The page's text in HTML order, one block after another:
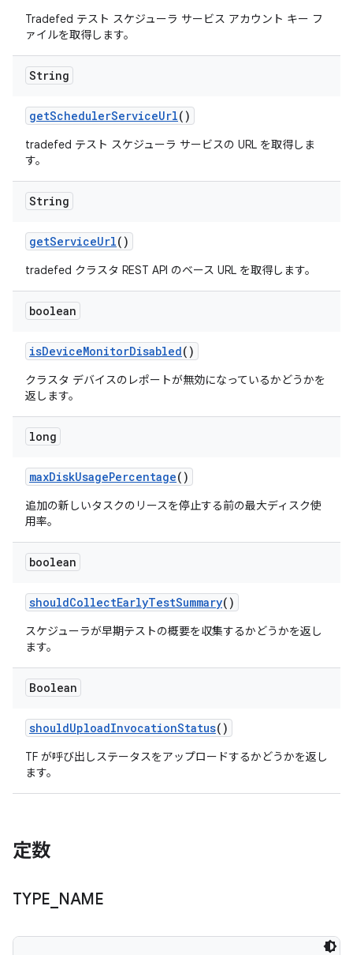
Tradefed テスト スケジューラ サービス アカウント キー フ
ァイルを取得します。
String
getSchedulerServiceUrl()
tradefed テスト スケジューラ サービスの URL を取得しま
す。
String
getServiceUrl()
tradefed クラスタ REST API のベース URL を取得します。
boolean
isDeviceMonitorDisabled()
クラスタ デバイスのレポートが無効になっているかどうかを
返します。
long
maxDiskUsagePercentage()
追加の新しいタスクのリースを停止する前の最大ディスク使
用率。
boolean
shouldCollectEarlyTestSummary()
スケジューラが早期テストの概要を収集するかどうかを返し
ます。
Boolean
shouldUploadInvocationStatus()
TF が呼び出しステータスをアップロードするかどうかを返し
ます。
定数
TYPE NAME